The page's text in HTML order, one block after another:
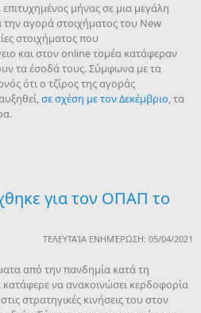
μήνας σε μια μεγάλη
αγορά στοιχήματος του New
στοιχήματος που
και στον online τομέα κατάφεραν
τα έσοδά τους. Σύμφωνα με τα
ότι ο τζίρος της αγοράς
σε σχέση με τον Δεκέμβριο, τα
για τον ΟΠΑΠ το
ΤΕΛΕΥΤΑΊΑ ΕΝΗΜΈΡΩΣΗ: 05/04/2021
από την πανδημία κατά τη
κατάφερε να ανακοινώσει κερδοφορία
στρατηγικές κινήσεις του στον